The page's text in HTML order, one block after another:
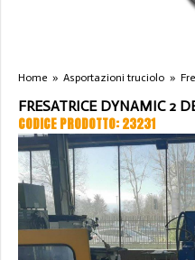
Home » Asportazioni truciolo »
FRESATRICE DYNAMIC 2
CODICE PRODOTTO: 23231